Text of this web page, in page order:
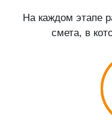
На каждом этапе
смета, в